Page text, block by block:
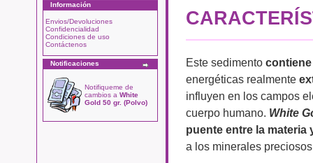
Información
Envios/Devoluciones
Confidencialidad
Condiciones de uso
Contáctenos
Notificaciones
Notifiqueme de
cambios a White
Gold 50 gr. (Polvo)
Este sedimento
energéticas realmente
influyen en los campos
cuerpo humano. White
puente entre la materia
a los minerales